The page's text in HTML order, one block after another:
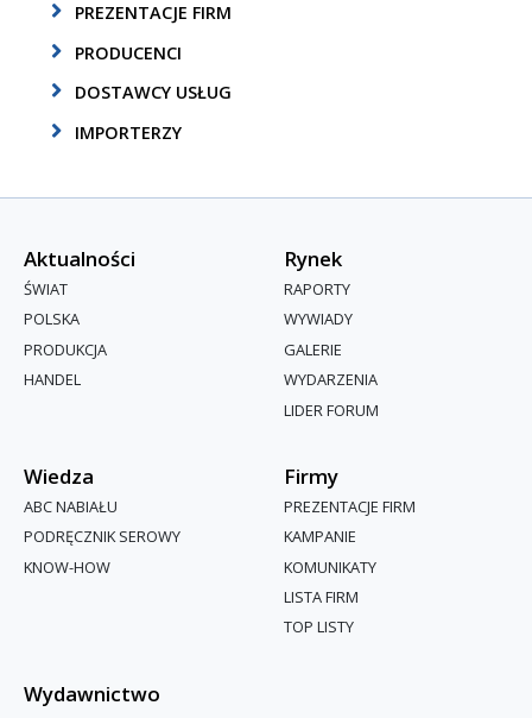
PREZENTACJE FIRM
PRODUCENCI
DOSTAWCY USŁUG
IMPORTERZY
Aktualności
ŚWIAT
POLSKA
PRODUKCJA
HANDEL
Rynek
RAPORTY
WYWIADY
GALERIE
WYDARZENIA
LIDER FORUM
Wiedza
ABC NABIAŁU
PODRĘCZNIK SEROWY
KNOW-HOW
Firmy
PREZENTACJE FIRM
KAMPANIE
KOMUNIKATY
LISTA FIRM
TOP LISTY
Wydawnictwo